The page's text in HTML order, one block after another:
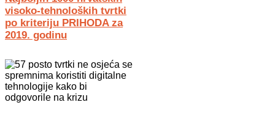
visoko-tehnoloških tvrtki
po kriteriju PRIHODA za
2019. godinu